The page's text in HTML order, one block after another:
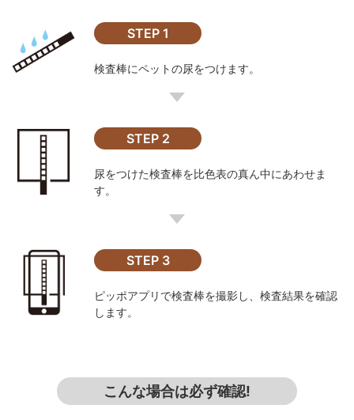
STEP 1
検査棒にペットの尿をつけます。
STEP 2
尿をつけた検査棒を比色表の真ん中にあわせま
す。
STEP 3
ピッポアプリで検査棒を撮影し、検査結果を確認
します。
こんな場合は必ず確認!